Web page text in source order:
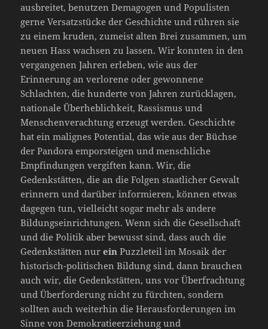
ausbreitet, benutzen Demagogen und Populisten
gerne Versatzstücke der Geschichte und rühren sie
zu einem kruden, zumeist alten Brei zusammen, um
neuen Hass wachsen zu lassen. Wir konnten in den
vergangenen Jahren erleben, wie aus der
Erinnerung an verlorene oder gewonnene
Schlachten, die hunderte von Jahren zurücklagen,
nationale Überheblichkeit, Rassismus und
Menschenverachtung erzeugt werden. Geschichte
hat ein malignes Potential, das wie aus der Büchse
der Pandora emporsteigen und menschliche
Empfindungen vergiften kann. Wir, die
Gedenkstätten, die an die Folgen staatlicher Gewalt
erinnern und darüber informieren, können etwas
dagegen tun, vielleicht sogar mehr als andere
Bildungseinrichtungen. Wenn sich die Gesellschaft
und die Politik aber bewusst sind, dass auch die
Gedenkstätten nurein Puzzleteil im Mosaik der
historisch-politischen Bildung sind, dann brauchen
auch wir, die Gedenkstätten, uns vor Überfrachtung
und Überforderung nicht zu fürchten, sondern
sollten auch weiterhin die Herausforderungen im
Sinne von Demokratieerziehung und